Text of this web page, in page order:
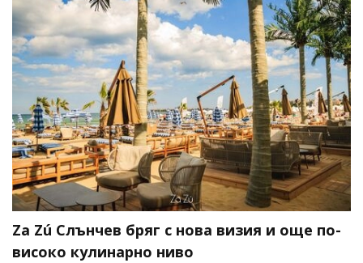
Za Zú Слънчев бряг с нова визия и още по-
високо кулинарно ниво